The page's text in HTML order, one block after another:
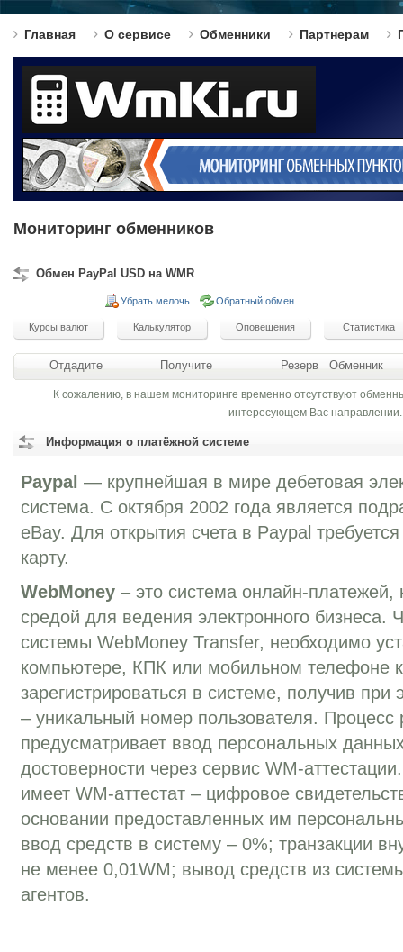
Главная О сервисе Обменники Партнерам
Мониторинг обменников
Обмен PayPal USD на WMR
Убрать мелочь Обратный обмен
Отдадите Получите Резерв Обменник
К сожалению, в нашем мониторинге временно отсутствуют
интересующем Вас направлении.
Информация о платёжной системе
Paypal — крупнейшая в мире дебетовая
система. C октября 2002 года является
eBay. Для открытия счета в Paypal
карту.
WebMoney – это система онлайн-платежей,
средой для ведения электронного бизнеса.
системы WebMoney Transfer, необходимо
компьютере, КПК или мобильном телефоне
зарегистрироваться в системе, получив
– уникальный номер пользователя. Процесс
предусматривает ввод персональных
достоверности через сервис WM-
имеет WM-аттестат – цифровое
основании предоставленных им
ввод средств в систему – 0%; транзакции
не менее 0,01WM; вывод средств из
агентов.